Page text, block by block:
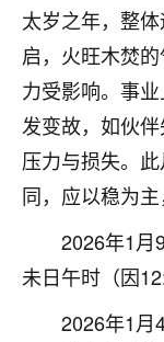
太岁之年，整
启，火旺木焚
力受影响。事
发变故，如伙
压力与损失。
同，应以稳为主
2026年1月
未日午时（因
2026年1月
梦醒时分
我女儿高二
的，把我
师，一开始
做完，我女
大学，只要
康康的我就
3小时前 来自
付深